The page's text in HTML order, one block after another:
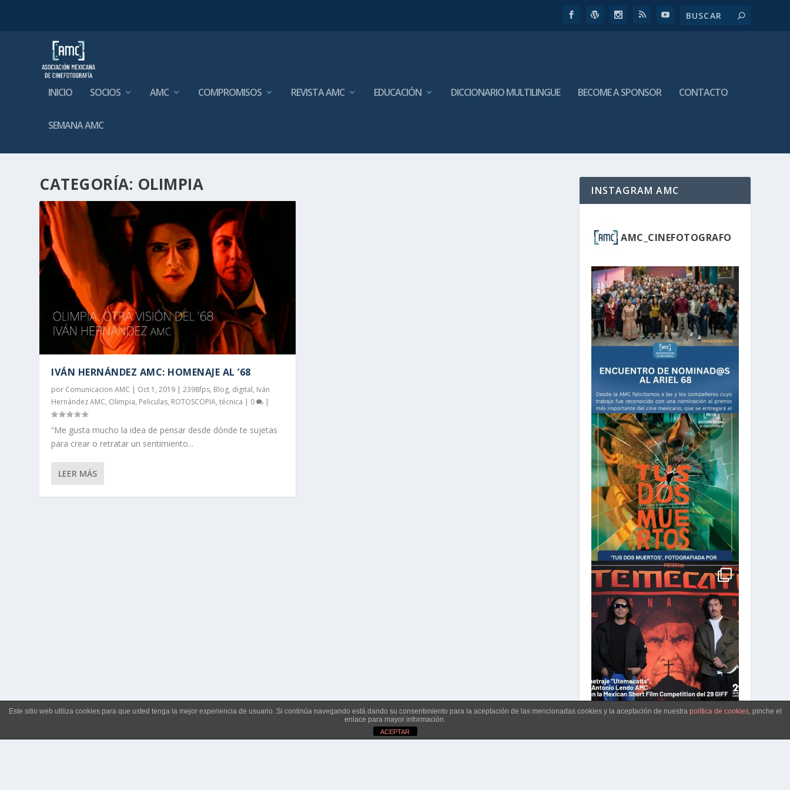
INICIO SOCIOS AMC COMPROMISOS REVISTA AMC EDUCACIÓN DICCIONARIO MULTILINGUE BECOME A SPONSOR CONTACTO
SEMANA AMC
CATEGORÍA: OLIMPIA
IVÁN HERNÁNDEZ AMC: HOMENAJE AL ’68
por Comunicacion AMC | Oct 1, 2019 |2398fps, Blog, digital, Iván
Hernández AMC, Olimpia, Peliculas, ROTOSCOPIA,técnica | 0 |
“Me gusta mucho la idea de pensar desde dónde te sujetas
para crear o retratar un sentimiento...
LEER MÁS
INSTAGRAM AMC
AMC_CINEFOTOGRAFO
Este sitio web utiliza cookies para que usted tenga la mejor experiencia de usuario. Si continúa navegando está dando su consentimiento para la aceptación de las mencionadas cookies y la aceptación de nuestra política de cookies, pinche el
enlace para mayor información.
ACEPTAR